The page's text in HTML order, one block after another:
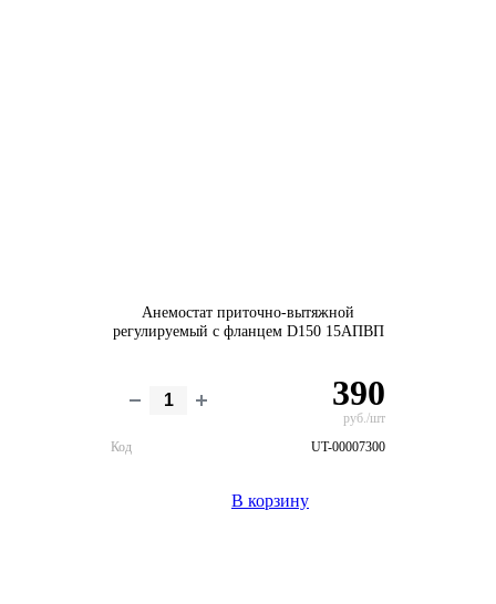
Анемостат приточно-вытяжной
регулируемый с фланцем D150 15АПВП
390
руб./шт
Код
UT-00007300
В корзину